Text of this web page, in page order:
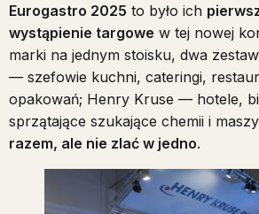
Eurogastro 2025 to było ich
wystąpienie targowe w tej nowej
marki na jednym stoisku, dwa
— szefowie kuchni, cateringi,
opakowań; Henry Kruse — hotele,
sprzątające szukające chemii i
razem, ale nie zlać w jedno.